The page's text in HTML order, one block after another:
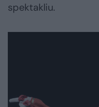
spektakliu.